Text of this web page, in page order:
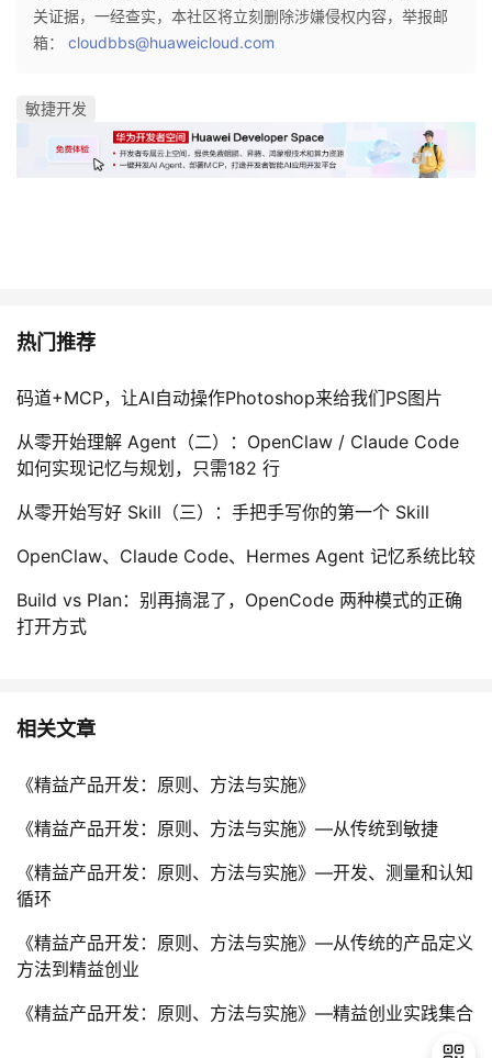
程
认
的
我
支
声
关证据，一经查实，本社区将立刻删除涉嫌侵权内容，举报邮
箱： cloudbbs@huaweicloud.com
敏捷开发
热门推荐
码道+MCP，让AI自动操作Photoshop来给我们PS图片
从零开始理解 Agent（二）：OpenClaw / Claude Code
如何实现记忆与规划，只需182 行
从零开始写好 Skill（三）：手把手写你的第一个 Skill
OpenClaw、Claude Code、Hermes Agent 记忆系统比较
Build vs Plan：别再搞混了，OpenCode 两种模式的正确
打开方式
相关文章
《精益产品开发：原则、方法与实施》
《精益产品开发：原则、方法与实施》—从传统到敏捷
《精益产品开发：原则、方法与实施》—开发、测量和认知
循环
《精益产品开发：原则、方法与实施》—从传统的产品定义
方法到精益创业
《精益产品开发：原则、方法与实施》—精益创业实践集合